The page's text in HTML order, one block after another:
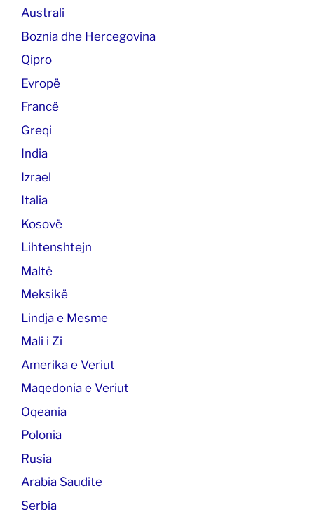
Australi
Boznia dhe Hercegovina
Qipro
Evropë
Francë
Greqi
India
Izrael
Italia
Kosovë
Lihtenshtejn
Maltë
Meksikë
Lindja e Mesme
Mali i Zi
Amerika e Veriut
Maqedonia e Veriut
Oqeania
Polonia
Rusia
Arabia Saudite
Serbia